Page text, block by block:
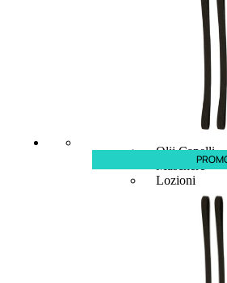
Shampoo
Olii Capelli
Maschere
Lozioni
Sieri e Cristalli
Cera e Crema
Gel Capelli
Colorazione